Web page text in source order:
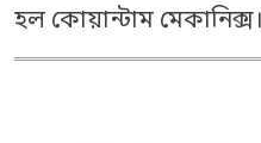
হল কোয়ান্টাম মেকানিক্স।